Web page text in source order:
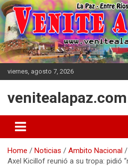
Skip
to
content
viernes, agosto 7, 2026
Home Noticias
Ambito Nacional
Axel Kicillof reunió a su tropa: pidió